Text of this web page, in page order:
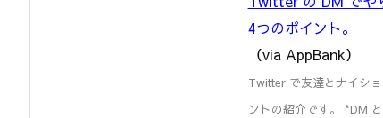
4つのポイント。
（via AppBank）
Twitter で友達とナイシ
ントの紹介です。 *DM